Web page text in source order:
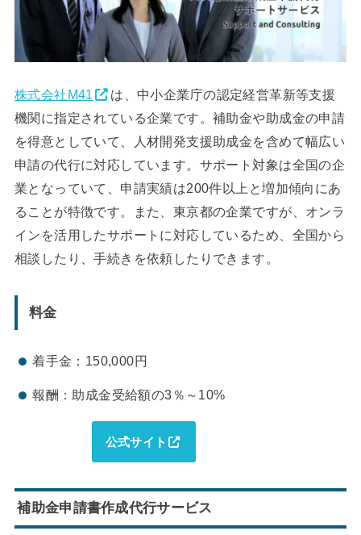
株式会社M41
は、中小企業庁の認定経営革新等支援
機関に指定されている企業です。補助金や助成金の申請
を得意としていて、人材開発支援助成金を含めて幅広い
申請の代行に対応しています。サポート対象は全国の企
業となっていて、申請実績は200件以上と増加傾向にあ
ることが特徴です。また、東京都の企業ですが、オンラ
インを活用したサポートに対応しているため、全国から
相談したり、手続きを依頼したりできます。
料金
着手金：150,000円
報酬：助成金受給額の3％～10%
公式サイト
補助金申請書作成代行サービス